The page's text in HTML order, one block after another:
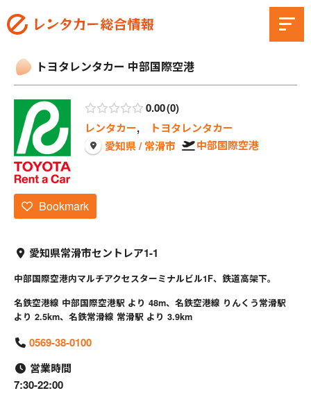
トヨタレンタカー 中部国際空港
0.00 0
レンタカー,
トヨタレンタカー
愛知県 / 常滑市
中部国際空港
Bookmark
愛知県常滑市セントレア1-1
中部国際空港内マルチアクセスターミナルビル1F、鉄道高架下。
名鉄空港線 中部国際空港駅 より 48m、名鉄空港線 りんくう常滑駅
より 2.5km、名鉄常滑線 常滑駅 より 3.9km
0569-38-0100
営業時間
7:30-22:00